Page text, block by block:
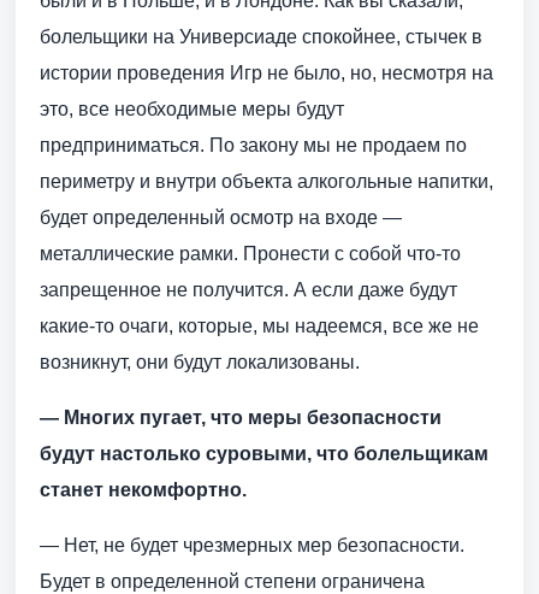
болельщики на Универсиаде спокойнее, стычек в
истории проведения Игр не было, но, несмотря на
это, все необходимые меры будут
предприниматься. По закону мы не продаем по
периметру и внутри объекта алкогольные напитки,
будет определенный осмотр на входе —
металлические рамки. Пронести с собой что-то
запрещенное не получится. А если даже будут
какие-то очаги, которые, мы надеемся, все же не
возникнут, они будут локализованы.
— Многих пугает, что меры безопасности
будут настолько суровыми, что болельщикам
станет некомфортно.
— Нет, не будет чрезмерных мер безопасности.
Будет в определенной степени ограничена